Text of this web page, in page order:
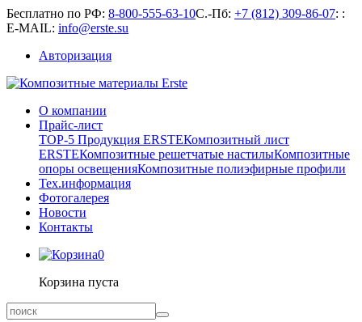
Бесплатно по РФ: 8-800-555-63-10С.-Пб: +7 (812) 309-86-07: :
E-MAIL: info@erste.su
Авторизация
О компании
Прайс-лист
TOP-5 Продукция ERSTEКомпозитный лист
ERSTEКомпозитные решетчатые настилыКомпозитные
опоры освещенияКомпозитные полиэфирные профили
Тех.информация
Фотогалерея
Новости
Контакты
0
Корзина пуста